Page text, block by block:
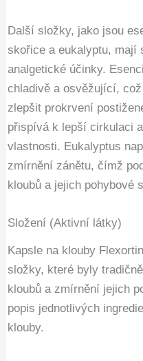
Další složky, jako jsou
skořice a eukalyptu, mají
analgetické účinky.
chladivě a osvěžující,
zlepšit prokrvení
přispívá k lepší cirkulaci
vlastnosti. Eukalyptus
zmírnění zánětu, čímž
kloubů a jejich pohybové
Složení (Aktivní látky)
Kapsle na klouby
složky, které byly
kloubů a zmírnění jejich
popis jednotlivých
klouby.